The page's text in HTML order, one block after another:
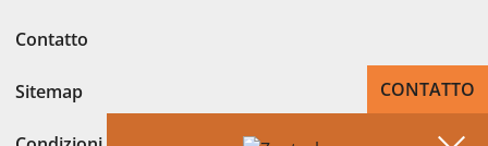
CONTATTO
Contatto
Sitemap